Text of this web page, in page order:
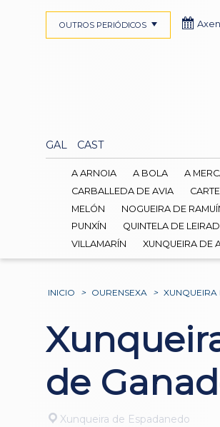
GAL CAST
OUTROS PERIÓDICOS
A ARNOIA A BOLA A
CARBALLEDA DE AVIA
MELÓN
NOGUEIRA DE
PUNXÍN
QUINTELA DE
VILLAMARÍN
XUNQUEIRA DE
INICIO > OURENSEXA > XUNQUEIRA
de
Xunqueira de Espadanedo